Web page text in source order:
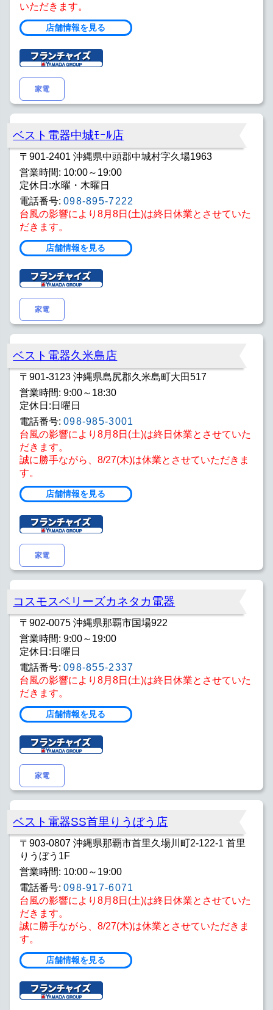
いただきます。
店舗情報を見る
家電
ベスト電器中城ﾓｰﾙ店
〒901-2401 沖縄県中頭郡中城村字久場1963
営業時間: 10:00～19:00
定休日:水曜・木曜日
電話番号: 098-895-7222
台風の影響により8月8日(土)は終日休業とさせていた
だきます。
店舗情報を見る
家電
ベスト電器久米島店
〒901-3123 沖縄県島尻郡久米島町大田517
営業時間: 9:00～18:30
定休日:日曜日
電話番号: 098-985-3001
台風の影響により8月8日(土)は終日休業とさせていた
だきます。
誠に勝手ながら、8/27(木)は休業とさせていただきま
す。
店舗情報を見る
家電
コスモスベリーズカネタカ電器
〒902-0075 沖縄県那覇市国場922
営業時間: 9:00～19:00
定休日:日曜日
電話番号: 098-855-2337
台風の影響により8月8日(土)は終日休業とさせていた
だきます。
店舗情報を見る
家電
ベスト電器SS首里りうぼう店
〒903-0807 沖縄県那覇市首里久場川町2-122-1 首里
りうぼう1F
営業時間: 10:00～19:00
電話番号: 098-917-6071
台風の影響により8月8日(土)は終日休業とさせていた
だきます。
誠に勝手ながら、8/27(木)は休業とさせていただきま
す。
店舗情報を見る